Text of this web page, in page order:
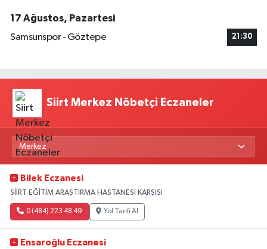
17 Ağustos, Pazartesi
Samsunspor - Göztepe
21:30
Siirt Merkez Nöbetçi Eczaneler
Bilek Eczanesi
SİİRT EĞİTİM ARAŞTIRMA HASTANESİ KARŞISI
0 (484) 223 48 49 Yol Tarifi Al
Ensaroğlu Eczanesi